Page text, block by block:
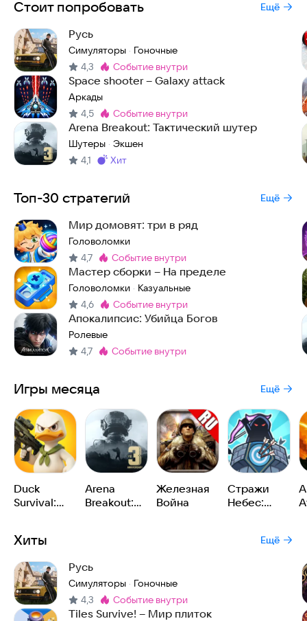
Стоит попробовать Ещё
Русь
Симуляторы · Гоночные
4,3
Метка:
событие внутри
Space shooter – Galaxy attack
Аркады
4,5 Метка:
событие внутри
Arena Breakout: Тактический шутер
Шутеры · Экшен
4,1 Метка
хит
Топ-30 стратегий Ещё
Мир домовят: три в ряд
Головоломки
4,7 Метка:
событие внутри
Мастер сборки – На пределе
Головоломки · Казуальные
4,6 Метка:
событие внутри
Апокалипсис: Убийца Богов
Ролевые
4,7 Метка:
событие внутри
Игры месяца Ещё
Duck
Survival:
Arena
Breakout:
Железная
Война
Стражи
Небес:
Хиты Ещё
Русь
Симуляторы · Гоночные
4,3
Метка:
событие внутри
Tiles Survive! – Мир плиток